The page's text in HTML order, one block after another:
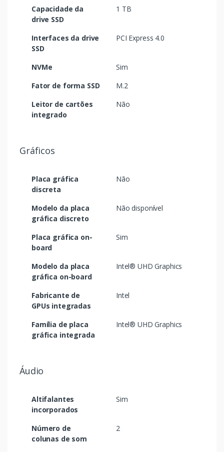
Capacidade da
drive SSD
1 TB
Interfaces da drive
SSD
PCI Express 4.0
NVMe
Sim
Fator de forma SSD
M.2
Leitor de cartões
integrado
Não
Gráficos
Placa gráfica
discreta
Não
Modelo da placa
gráfica discreto
Não disponível
Placa gráfica on-
board
Sim
Modelo da placa
gráfica on-board
Intel® UHD Graphics
Fabricante de
GPUs integradas
Intel
Família de placa
gráfica integrada
Intel® UHD Graphics
Áudio
Altifalantes
incorporados
Sim
Número de
colunas de som
2